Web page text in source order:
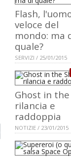
Flash,
veloce del
mondo: ma
quale?
SERVIZI / 25/01/2015
Ghost in the
rilancia e
raddoppia
NOTIZIE / 23/01/2015